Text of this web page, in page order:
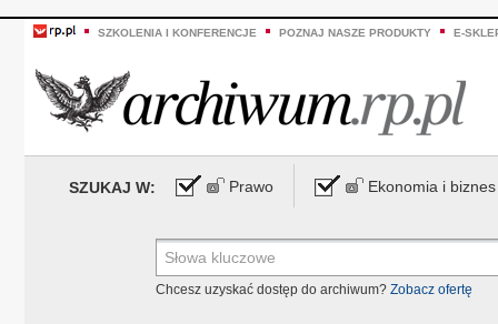
SZKOLENIA I KONFERENCJE POZNAJ NASZE PRODUKTY E-
SZUKAJ W: Prawo Ekonomia i biznes
Chcesz uzyskać dostęp do archiwum? Zobacz ofertę